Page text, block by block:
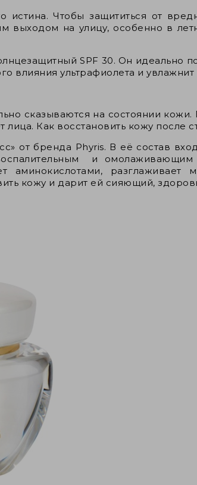
истина. Чтобы защититься от
выходом на улицу, особенно в
SPF 30. Он идеально
влияния ультрафиолета и увлажнит
сказываются на состоянии кожи.
Как восстановить кожу после
от бренда Phyris. В её состав
и омолаживающим
аминокислотами, разглаживает
кожу и дарит ей сияющий,